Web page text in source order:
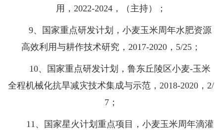
用，2022-2024，（主持）；
9、国家重点研发计划，小麦玉米周年水肥资源
高效利用与耕作技术研究，2017-2020，5/25；
10、国家重点研发计划，鲁东丘陵区小麦-玉米
全程机械化抗旱减灾技术集成与示范，2018-2020，2/
7；
11、国家星火计划重点项目，小麦玉米周年滴灌